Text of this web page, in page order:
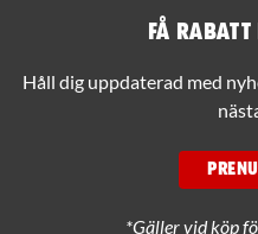
Få rabatt
Håll dig uppdaterad med
*Gäller vid köp